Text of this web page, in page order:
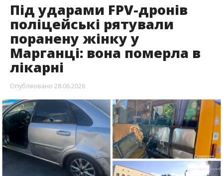
Під ударами FPV-дронів
поліцейські рятували
поранену жінку у
Марганці: вона померла в
лікарні
Опубліковано 28.06.2026